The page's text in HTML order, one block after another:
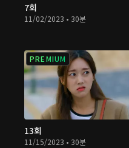
7회
11/02/2023 • 30분
PREMIUM
13회
11/15/2023 • 30분